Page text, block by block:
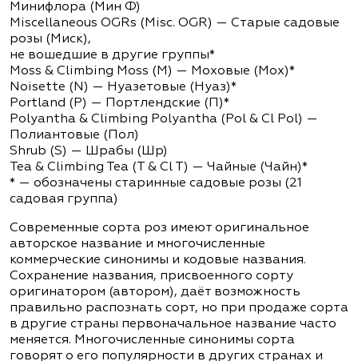
Минифлора (Мин Ф)
Miscellaneous OGRs (Misc. OGR) — Старые садовые
розы (Миск),
не вошедшие в другие группы*
Moss & Climbing Moss (M) — Моховые (Мох)*
Noisette (N) — Нуазетовые (Нуаз)*
Portland (P) — Портлендские (П)*
Polyantha & Climbing Polyantha (Pol & Cl Pol) —
Полиантовые (Пол)
Shrub (S) — Шрабы (Шр)
Tea & Climbing Tea (T & Cl T) — Чайные (Чайн)*
* — обозначены старинные садовые розы (21
садовая группа)
Современные сорта роз имеют оригинальное
авторское название и многочисленные
коммерческие синонимы и кодовые названия.
Сохранение названия, присвоенного сорту
оригинатором (автором), даёт возможность
правильно распознать сорт, но при продаже сорта
в другие страны первоначальное название часто
меняется. Многочисленные синонимы сорта
говорят о его популярности в других странах и